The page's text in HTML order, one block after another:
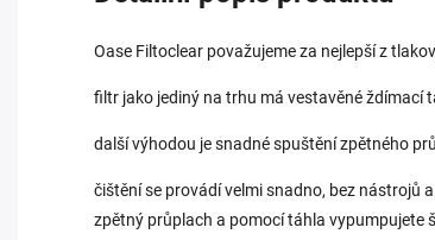
Oase Filtoclear považujeme za nejlepší z
filtr jako jediný na trhu má vestavěné ždímací
další výhodou je snadné spuštění zpětného
čištění se provádí velmi snadno, bez nástrojů
zpětný průplach a pomocí táhla vypumpujete